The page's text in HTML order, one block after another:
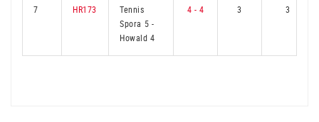
7 HR173
Tennis
Spora 5 -
Howald 4
4 - 4 3 3